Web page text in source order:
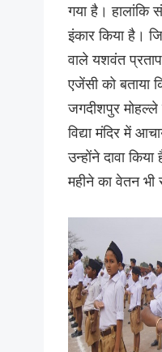
गया है। हालांकि
इंकार किया है।
वाले यशवंत
एजेंसी को बताया
जगदीशपुर
विद्या मंदिर में
उन्होंने दावा
महीने का वेतन भी